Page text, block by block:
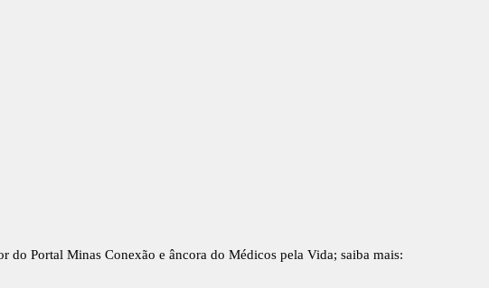
do Portal Minas Conexão e âncora do Médicos pela Vida; saiba mais: